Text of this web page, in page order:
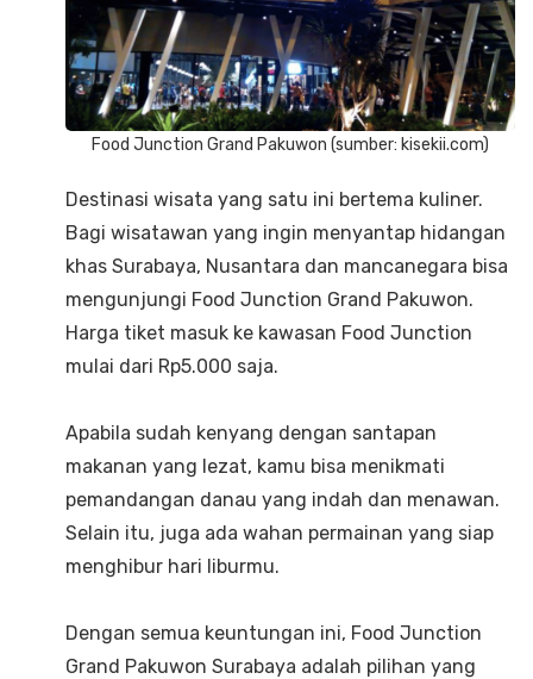
Food Junction Grand Pakuwon (sumber: kisekii.com)
Destinasi wisata yang satu ini bertema kuliner.
Bagi wisatawan yang ingin menyantap hidangan
khas Surabaya, Nusantara dan mancanegara bisa
mengunjungi Food Junction Grand Pakuwon.
Harga tiket masuk ke kawasan Food Junction
mulai dari Rp5.000 saja.
Apabila sudah kenyang dengan santapan
makanan yang lezat, kamu bisa menikmati
pemandangan danau yang indah dan menawan.
Selain itu, juga ada wahan permainan yang siap
menghibur hari liburmu.
Dengan semua keuntungan ini, Food Junction
Grand Pakuwon Surabaya adalah pilihan yang